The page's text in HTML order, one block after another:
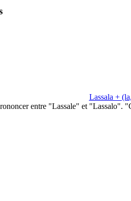
Lassala +
entre "Lassale" et "Lassalo".